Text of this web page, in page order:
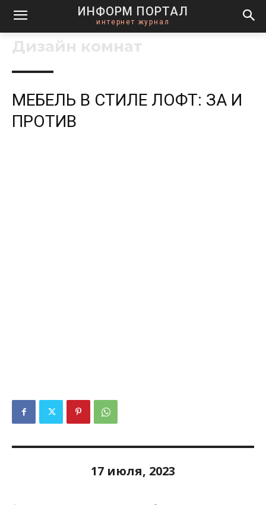
ИНФОРМ ПОРТАЛ
интернет журнал
Дизайн комнат
МЕБЕЛЬ В СТИЛЕ ЛОФТ: ЗА И
ПРОТИВ
17 июля, 2023